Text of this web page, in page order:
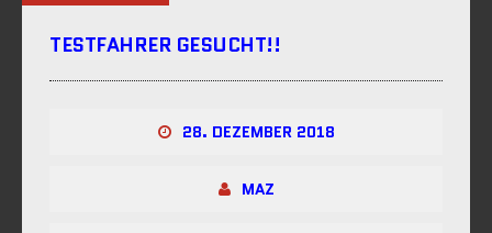
TESTFAHRER GESUCHT!!
28. DEZEMBER 2018
MAZ